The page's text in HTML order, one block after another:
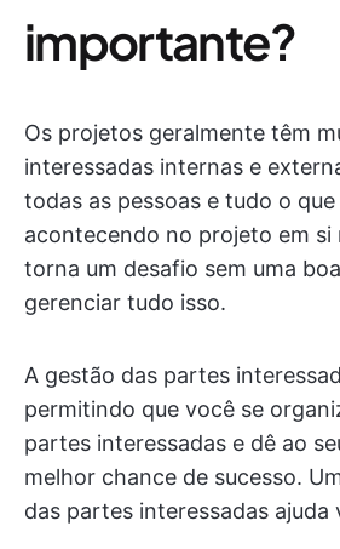
importante?
Os projetos geralmente têm
interessadas internas e
todas as pessoas e tudo o que
acontecendo no projeto em si
torna um desafio sem uma
gerenciar tudo isso.
A gestão das partes
permitindo que você se
partes interessadas e dê ao
melhor chance de sucesso.
das partes interessadas ajuda